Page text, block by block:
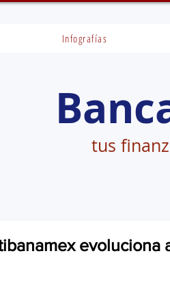
Infografías
tus
evoluciona